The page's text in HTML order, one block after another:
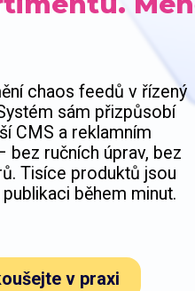
chaos feedů v řízený
sám přizpůsobí
CMS a reklamním
bez ručních úprav, bez
Tisíce produktů jsou
během minut.
v praxi